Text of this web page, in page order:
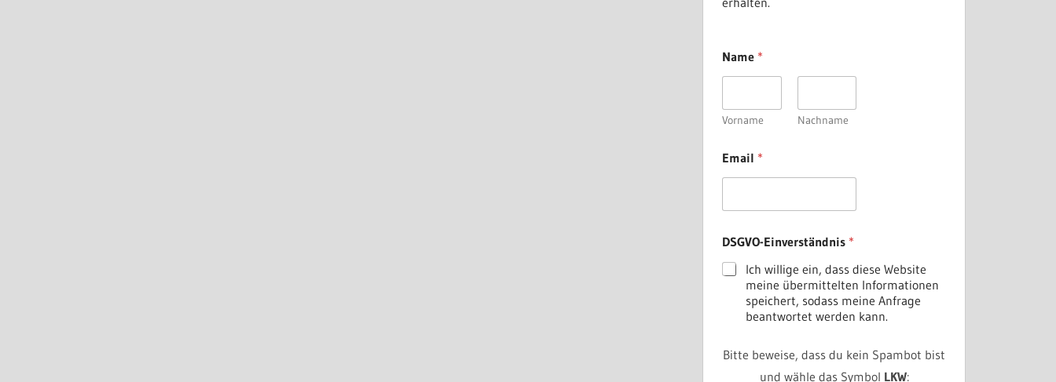
a
m
m
l
D
G
O
E
s
Name*
Vorname Nachname
Email*
DSGVO-Einverständnis*
Ich willige ein, dass diese Website
meine übermittelten Informationen
speichert, sodass meine Anfrage
beantwortet werden kann.
Bitte beweise, dass du kein Spambot bist
und wähle das Symbol LKW: